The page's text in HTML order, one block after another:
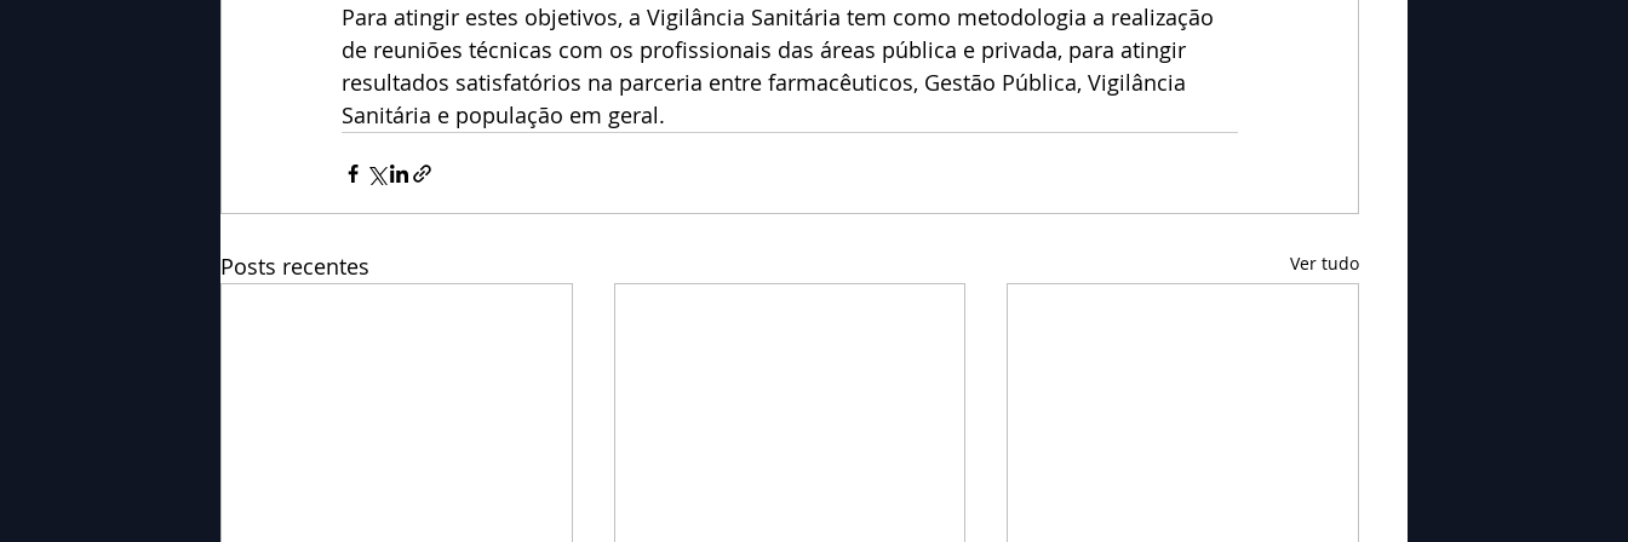
Para atingir estes objetivos, a Vigilância Sanitária tem como metodologia a realização
de reuniões técnicas com os profissionais das áreas pública e privada, para atingir
resultados satisfatórios na parceria entre farmacêuticos, Gestão Pública, Vigilância
Sanitária e população em geral.
Posts recentes Ver tudo